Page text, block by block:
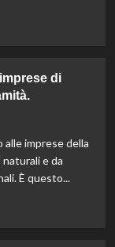
di
alle imprese della
e da
È questo...